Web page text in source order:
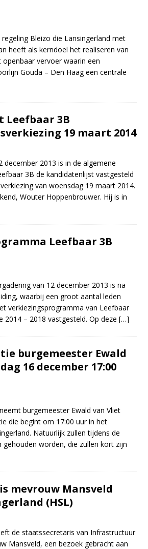
Bleizo die Lansingerland met
heeft als kerndoel het realiseren van
vervoer waarin een
Gouda – Den Haag een centrale
3B
19 maart 2014
december 2013 is in de algemene
3B de kandidatenlijst vastgesteld
van woensdag 19 maart 2014.
Wouter Hoppenbrouwer. Hij is in
Leefbaar 3B
van 12 december 2013 is na
waarbij een groot aantal leden
verkiezingsprogramma van Leefbaar
2014 – 2018 vastgesteld. Op deze […]
burgemeester Ewald
16 december 17:00
burgemeester Ewald van Vliet
die begint om 17:00 uur in het
Natuurlijk zullen tijdens de
worden, die zullen kort zijn
mevrouw Mansveld
(HSL)
de staatssecretaris van Infrastructuur
Mansveld, een bezoek gebracht aan